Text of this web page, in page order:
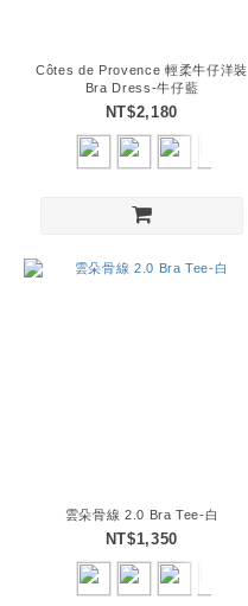
Côtes de Provence 輕柔牛仔洋裝
Bra Dress-牛仔藍
NT$2,180
雲朵骨線 2.0 Bra Tee-白
NT$1,350